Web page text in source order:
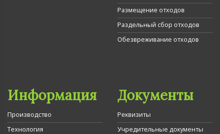
Размещение отходов
Раздельный сбор отходов
Обезвреживание отходов
Информация
Производство
Технология
Документы
Реквизиты
Учредительные документы